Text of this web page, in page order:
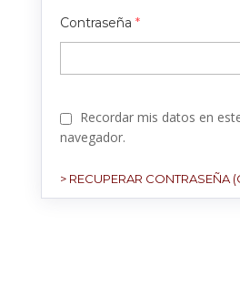
Contraseña *
Recordar mis datos en
navegador.
> RECUPERAR CONTRASEÑA